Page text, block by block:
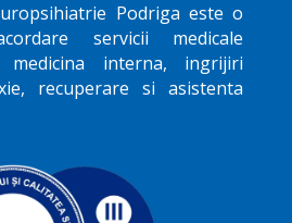
Podriga este o
servicii medicale
medicina interna, ingrijiri
recuperare si asistenta